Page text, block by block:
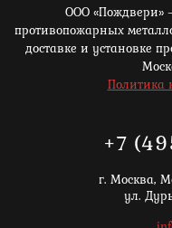
ООО «Пождвери»
противопожарных
доставке и установке
Политика
+7
г. Москва,
ул.